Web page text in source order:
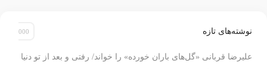
نوشته‌های تازه
علیرضا قربانی «گل‌های باران خورده» را خواند/ رفتی و بعد از تو دنیا